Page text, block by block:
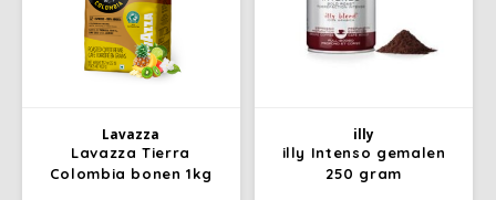
Lavazza
Lavazza Tierra
Colombia bonen 1kg
illy
illy Intenso gemalen
250 gram